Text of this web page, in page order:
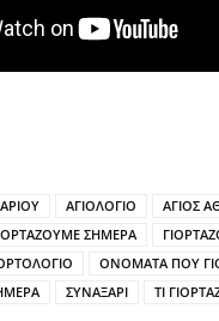
ΑΓΙΟΛΟΓΙΟ
ΑΓΙΟΣ
ΣΗΜΕΡΑ
ΟΝΟΜΑΤΑ ΠΟΥ
ΣΥΝΑΞΑΡΙ ΤΙ